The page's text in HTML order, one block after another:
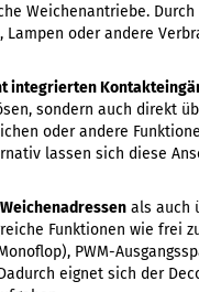
Weichenantriebe.
oder andere
integrierten
sondern auch direkt
oder andere
lassen sich diese
Weichenadressen als auch
Funktionen wie frei
PWM-
eignet sich der